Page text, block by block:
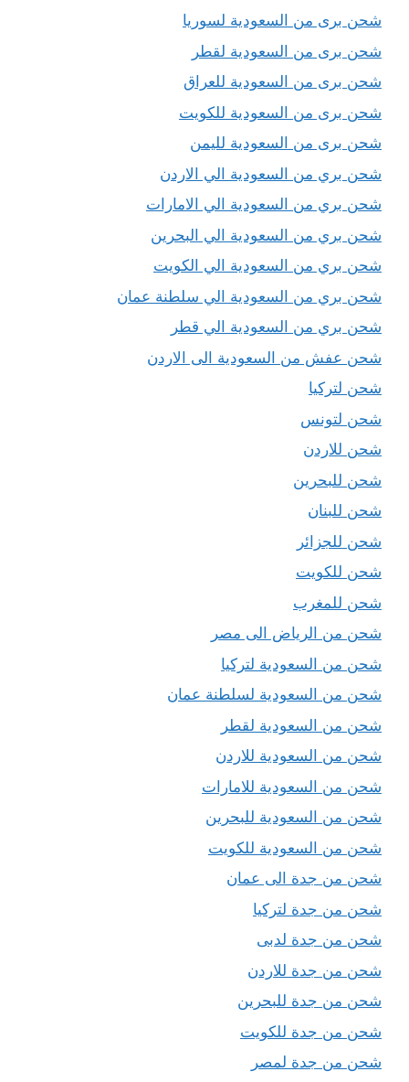
شحن برى من السعودية لسوريا
شحن برى من السعودية لقطر
شحن برى من السعودية للعراق
شحن برى من السعودية للكويت
شحن برى من السعودية لليمن
شحن بري من السعودية الي الاردن
شحن بري من السعودية الي الامارات
شحن بري من السعودية الي البحرين
شحن بري من السعودية الي الكويت
شحن بري من السعودية الي سلطنة عمان
شحن بري من السعودية الي قطر
شحن عفش من السعودية الى الاردن
شحن لتركيا
شحن لتونس
شحن للاردن
شحن للبحرين
شحن للبنان
شحن للجزائر
شحن للكويت
شحن للمغرب
شحن من الرياض الى مصر
شحن من السعودية لتركيا
شحن من السعودية لسلطنة عمان
شحن من السعودية لقطر
شحن من السعودية للاردن
شحن من السعودية للامارات
شحن من السعودية للبحرين
شحن من السعودية للكويت
شحن من جدة الى عمان
شحن من جدة لتركيا
شحن من جدة لدبى
شحن من جدة للاردن
شحن من جدة للبحرين
شحن من جدة للكويت
شحن من جدة لمصر